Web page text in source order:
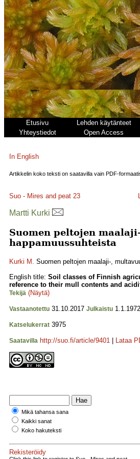
Etusivu Lehden käytänteet
Yhteystiedot
Open Access
In English
Artikkelin koko teksti on saatavilla vain PDF-
Suo - Mires and peat 23
Martti Kurki
Suomen peltojen
happamuussuhteista
Kurki M. Suomen peltojen maalaji-,
English title: Soil classes of Finnish
reference to their mull contents and
Tekijä (Näytä)
Vastaanotettu 31.10.2017 Julkaistu 1.1.1972
Katselukerrat 3975
Saatavilla http://suo.fi/article/9401 Lataa
Mikä tahansa sana
Kaikki sanat
Koko hakuteksti
Rekisteröidy